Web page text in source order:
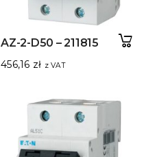
AZ-2-D50 – 211815
456,16 zł z VAT